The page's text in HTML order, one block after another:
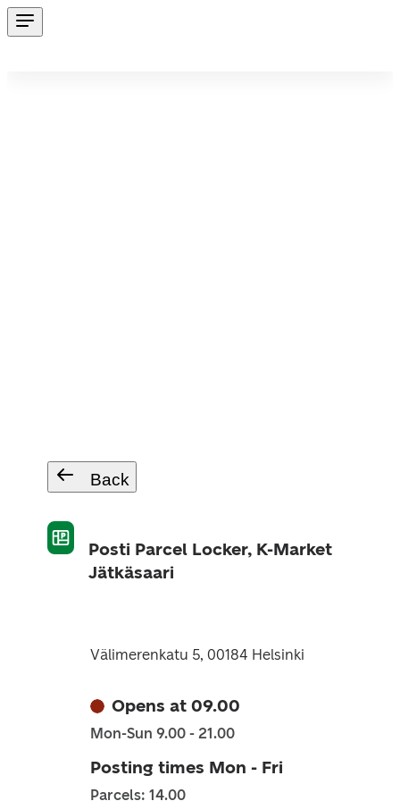
Back
Posti Parcel Locker, K-Market
Jätkäsaari
Välimerenkatu 5, 00184 Helsinki
Opens at 09.00
Mon-Sun 9.00 - 21.00
Posting times Mon - Fri
Parcels: 14.00